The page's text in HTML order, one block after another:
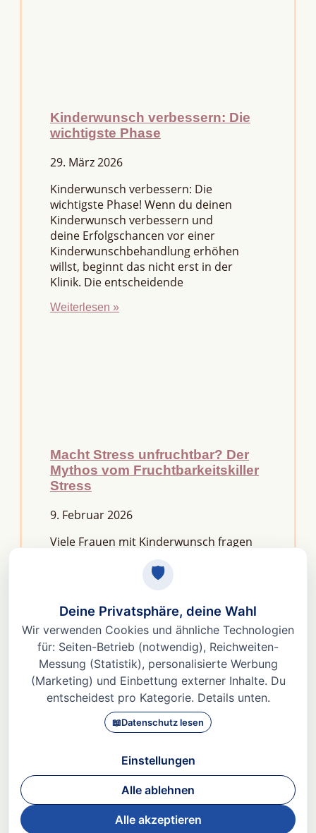
Kinderwunsch verbessern: Die
wichtigste Phase
29. März 2026
Kinderwunsch verbessern: Die
wichtigste Phase! Wenn du deinen
Kinderwunsch verbessern und
deine Erfolgschancen vor einer
Kinderwunschbehandlung erhöhen
willst, beginnt das nicht erst in der
Klinik. Die entscheidende
Weiterlesen »
Macht Stress unfruchtbar? Der
Mythos vom Fruchtbarkeitskiller
Stress
9. Februar 2026
Viele Frauen mit Kinderwunsch fragen
kurze Antwort lautet: Nein, aber er kann
Fruchtbarkeit aus dem Gleichgewicht
bringen. Denn Stress
Weiterlesen »
© 2026 Dr. med Heidi Gößlinghoff |
|
Datenschutz|AGBs